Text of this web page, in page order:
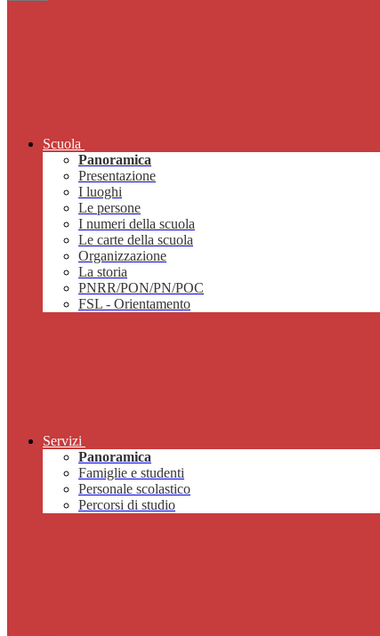
Scuola
Panoramica
Presentazione
I luoghi
Le persone
I numeri della scuola
Le carte della scuola
Organizzazione
La storia
PNRR/PON/PN/POC
FSL - Orientamento
Servizi
Panoramica
Famiglie e studenti
Personale scolastico
Percorsi di studio